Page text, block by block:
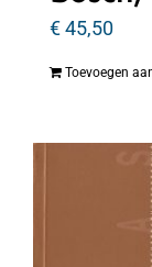
€45,50
Toevoegen